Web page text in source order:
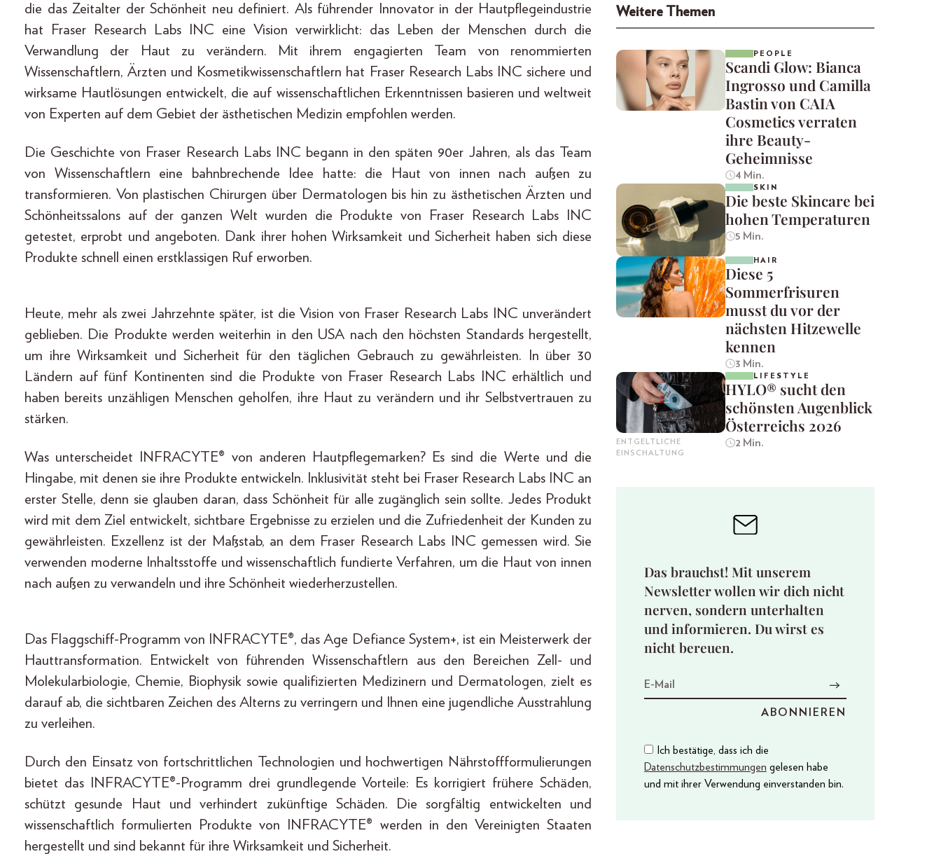
die das Zeitalter der Schönheit neu definiert. Als führender Innovator in der Hautpflegeindustrie
hat Fraser Research Labs INC eine Vision verwirklicht: das Leben der Menschen durch die
Verwandlung der Haut zu verändern. Mit ihrem engagierten Team von renommierten
Wissenschaftlern, Ärzten und Kosmetikwissenschaftlern hat Fraser Research Labs INC sichere und
wirksame Hautlösungen entwickelt, die auf wissenschaftlichen Erkenntnissen basieren und weltweit
von Experten auf dem Gebiet der ästhetischen Medizin empfohlen werden.
Die Geschichte von Fraser Research Labs INC begann in den späten 90er Jahren, als das Team
von Wissenschaftlern eine bahnbrechende Idee hatte: die Haut von innen nach außen zu
transformieren. Von plastischen Chirurgen über Dermatologen bis hin zu ästhetischen Ärzten und
Schönheitssalons auf der ganzen Welt wurden die Produkte von Fraser Research Labs INC
getestet, erprobt und angeboten. Dank ihrer hohen Wirksamkeit und Sicherheit haben sich diese
Produkte schnell einen erstklassigen Ruf erworben.
Heute, mehr als zwei Jahrzehnte später, ist die Vision von Fraser Research Labs INC unverändert
geblieben. Die Produkte werden weiterhin in den USA nach den höchsten Standards hergestellt,
um ihre Wirksamkeit und Sicherheit für den täglichen Gebrauch zu gewährleisten. In über 30
Ländern auf fünf Kontinenten sind die Produkte von Fraser Research Labs INC erhältlich und
haben bereits unzähligen Menschen geholfen, ihre Haut zu verändern und ihr Selbstvertrauen zu
stärken.
Was unterscheidet INFRACYTE® von anderen Hautpflegemarken? Es sind die Werte und die
Hingabe, mit denen sie ihre Produkte entwickeln. Inklusivität steht bei Fraser Research Labs INC an
erster Stelle, denn sie glauben daran, dass Schönheit für alle zugänglich sein sollte. Jedes Produkt
wird mit dem Ziel entwickelt, sichtbare Ergebnisse zu erzielen und die Zufriedenheit der Kunden zu
gewährleisten. Exzellenz ist der Maßstab, an dem Fraser Research Labs INC gemessen wird. Sie
verwenden moderne Inhaltsstoffe und wissenschaftlich fundierte Verfahren, um die Haut von innen
nach außen zu verwandeln und ihre Schönheit wiederherzustellen.
Das Flaggschiff-Programm von INFRACYTE®, das Age Defiance System+, ist ein Meisterwerk der
Hauttransformation. Entwickelt von führenden Wissenschaftlern aus den Bereichen Zell- und
Molekularbiologie, Chemie, Biophysik sowie qualifizierten Medizinern und Dermatologen, zielt es
darauf ab, die sichtbaren Zeichen des Alterns zu verringern und Ihnen eine jugendliche Ausstrahlung
zu verleihen.
Durch den Einsatz von fortschrittlichen Technologien und hochwertigen Nährstoffformulierungen
bietet das INFRACYTE®-Programm drei grundlegende Vorteile: Es korrigiert frühere Schäden,
schützt gesunde Haut und verhindert zukünftige Schäden. Die sorgfältig entwickelten und
wissenschaftlich formulierten Produkte von INFRACYTE® werden in den Vereinigten Staaten
hergestellt und sind bekannt für ihre Wirksamkeit und Sicherheit.
Weitere Themen
PEOPLE
Scandi Glow: Bianca
Ingrosso und Camilla
Bastin von CAIA
Cosmetics verraten
ihre Beauty-
Geheimnisse
4 Min.
SKIN
Die beste Skincare bei
hohen Temperaturen
5 Min.
HAIR
Diese 5
Sommerfrisuren
musst du vor der
nächsten Hitzewelle
kennen
3 Min.
ENTGELTLICHE
EINSCHALTUNG
LIFESTYLE
HYLO® sucht den
schönsten Augenblick
Österreichs 2026
2 Min.
Das brauchst! Mit unserem
Newsletter wollen wir dich nicht
nerven, sondern unterhalten
und informieren. Du wirst es
nicht bereuen.
Ich bestätige, dass ich die
Datenschutzbestimmungen gelesen habe
und mit ihrer Verwendung einverstanden bin.